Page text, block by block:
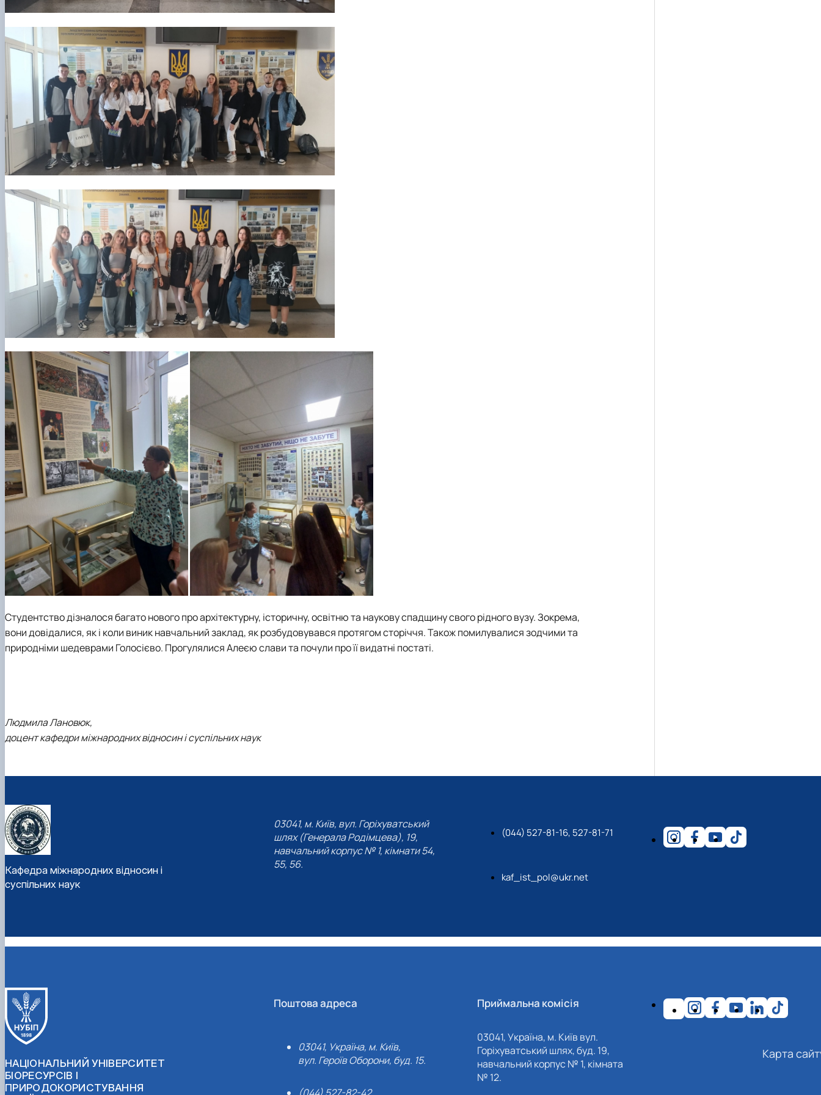
Студентство дізналося багато нового про архітектурну, історичну, освітню та наукову спадщину свого рідного вузу. Зокрема,
вони довідалися, як і коли виник навчальний заклад, як розбудовувався протягом сторіччя. Також помилувалися зодчими та
природніми шедеврами Голосієво. Прогулялися Алеєю слави та почули про її видатні постаті.
Людмила Лановюк,
доцент кафедри міжнародних відносин і суспільних наук
Кафедра міжнародних відносин і
суспільних наук
03041, м. Київ, вул. Горіхуватський
шлях (Генерала Родімцева), 19,
навчальний корпус № 1, кімнати 54,
55, 56.
(044) 527-81-16, 527-81-71
kaf_ist_pol@ukr.net
НАЦІОНАЛЬНИЙ УНІВЕРСИТЕТ
БІОРЕСУРСІВ І
ПРИРОДОКОРИСТУВАННЯ
Поштова адреса
03041, Україна, м. Київ,
вул. Героїв Оборони, буд. 15.
Приймальна комісія
03041, Україна, м. Київ вул.
Горіхуватський шлях, буд. 19,
навчальний корпус № 1, кімната
№ 12.
Карта